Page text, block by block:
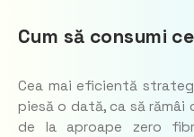
Cum să consumi
Cea mai eficientă
piesă o dată, ca să rămâi
de la aproape zero